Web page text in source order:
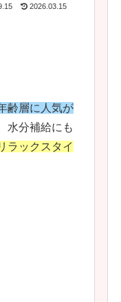
2026.03.15
齢層に人気が
水分補給にも
ラックスタイ